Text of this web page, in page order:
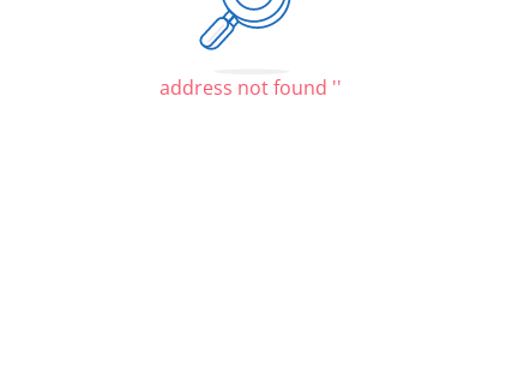
address not found ''